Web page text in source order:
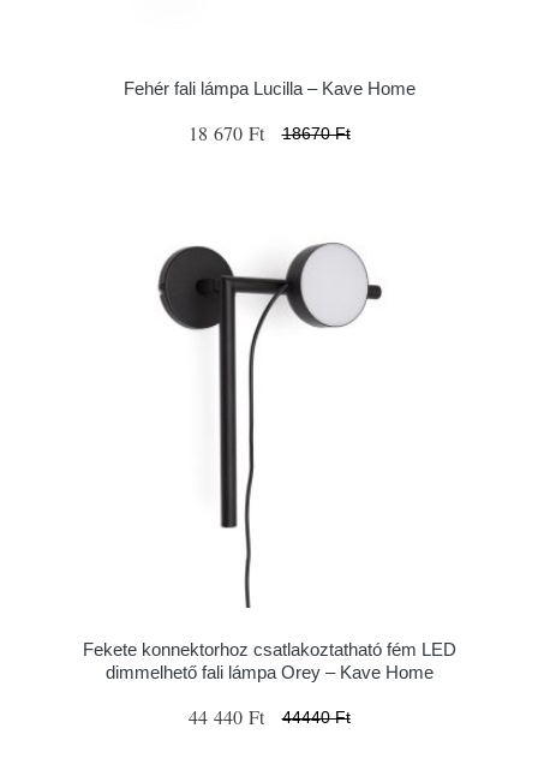
Fehér fali lámpa Lucilla – Kave Home
18 670 Ft 18670 Ft
Fekete konnektorhoz csatlakoztatható fém LED
dimmelhető fali lámpa Orey – Kave Home
44 440 Ft 44440 Ft